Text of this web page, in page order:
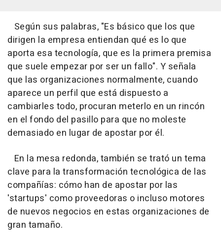
Según sus palabras, "Es básico que los que
dirigen la empresa entiendan qué es lo que
aporta esa tecnología, que es la primera premisa
que suele empezar por ser un fallo". Y señala
que las organizaciones normalmente, cuando
aparece un perfil que está dispuesto a
cambiarles todo, procuran meterlo en un rincón
en el fondo del pasillo para que no moleste
demasiado en lugar de apostar por él.
En la mesa redonda, también se trató un tema
clave para la transformación tecnológica de las
compañías: cómo han de apostar por las
'startups' como proveedoras o incluso motores
de nuevos negocios en estas organizaciones de
gran tamaño.